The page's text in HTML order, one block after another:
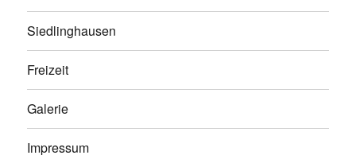
Siedlinghausen
Freizeit
Galerie
Impressum